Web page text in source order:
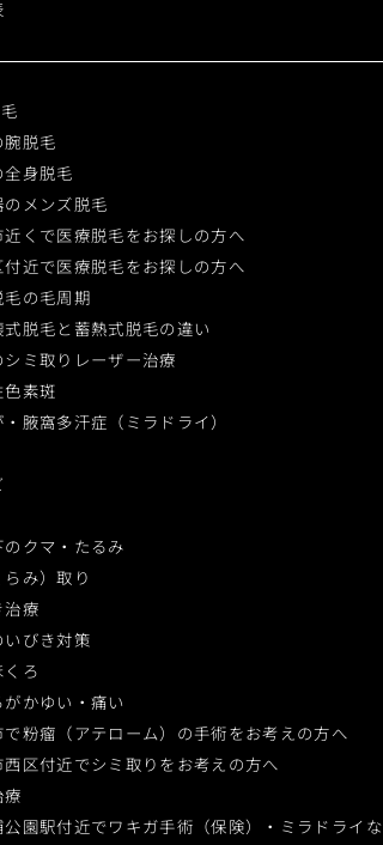
脱毛
身脱毛
のメンズ脱毛
近くで医療脱毛をお探しの方へ
付近で医療脱毛をお探しの方へ
毛の毛周期
脱毛と蓄熱式脱毛の違い
シミ取りレーザー治療
素斑
腋窩多汗症（ミラドライ）
のクマ・たるみ
らみ）取り
治療
びき対策
ろ
がかゆい・痛い
で粉瘤（アテローム）の手術をお考えの方へ
区付近でシミ取りをお考えの方へ
公園駅付近でワキガ手術（保険）・ミラドライな